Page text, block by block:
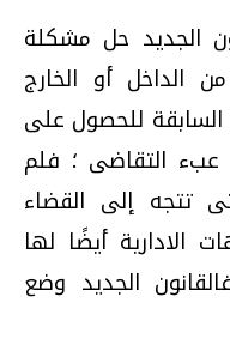
الجديد حل مشكلة
الداخل أو الخارج
السابقة للحصول على
عبء التقاضى ؛ فلم
تتجه إلى القضاء
الادارية أيضًا لها
الجديد وضع